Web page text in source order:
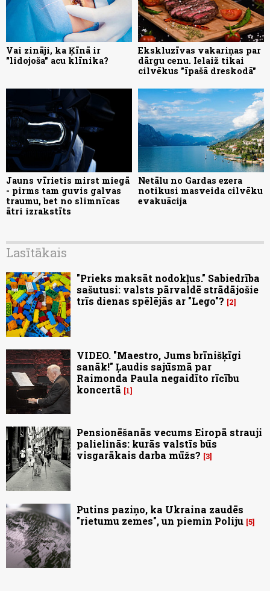
Vai zināji, ka Ķīnā ir
"lidojoša" acu klīnika?
Ekskluzīvas vakariņas par
dārgu cenu. Ielaiž tikai
cilvēkus "īpašā dreskodā"
Jauns vīrietis mirst miegā
- pirms tam guvis galvas
traumu, bet no slimnīcas
ātri izrakstīts
Netālu no Gardas ezera
notikusi masveida cilvēku
evakuācija
Lasītākais
"Prieks maksāt nodokļus." Sabiedrība
sašutusi: valsts pārvaldē strādājošie
trīs dienas spēlējās ar "Lego"?
2
VIDEO. "Maestro, Jums brīnišķīgi
sanāk!" Ļaudis sajūsmā par
Raimonda Paula negaidīto rīcību
koncertā
1
Pensionēšanās vecums Eiropā strauji
palielinās: kurās valstīs būs
visgarākais darba mūžs? 3
Putins paziņo, ka Ukraina zaudēs
"rietumu zemes", un piemin Poliju 5